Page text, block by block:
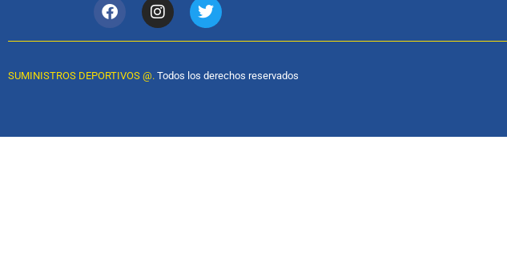
SUMINISTROS DEPORTIVOS @. Todos los derechos reservados